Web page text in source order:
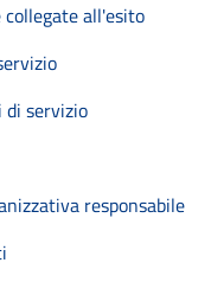
collegate all'esito
di servizio
responsabile